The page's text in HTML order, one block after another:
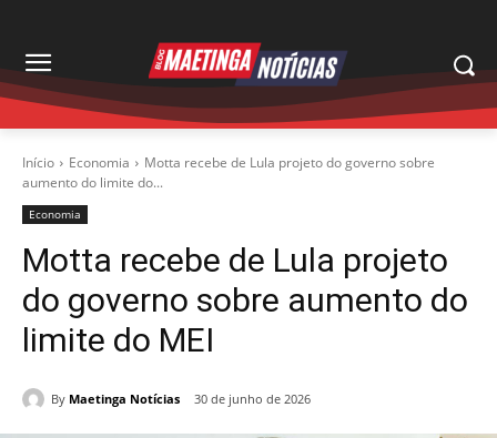
Início Economia
Motta recebe de Lula projeto do governo sobre
aumento do limite do...
Economia
Motta recebe de Lula projeto
do governo sobre aumento do
limite do MEI
By Maetinga Notícias 30 de junho de 2026